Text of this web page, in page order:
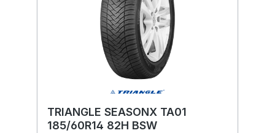
TRIANGLE SEASONX TA01
185/60R14 82H BSW